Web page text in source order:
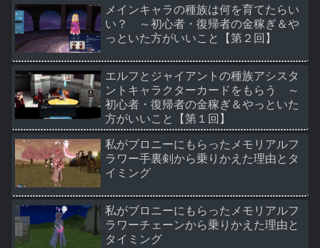
メインキャラの種族は何を育てたらい
い？ ～初心者・復帰者の金稼ぎ＆や
っといた方がいいこと【第２回】
エルフとジャイアントの種族アシスタ
ントキャラクターカードをもらう ～
初心者・復帰者の金稼ぎ＆やっといた
方がいいこと【第１回】
私がブロニーにもらったメモリアルフ
ラワー手裏剣から乗りかえた理由とタ
イミング
私がブロニーにもらったメモリアルフ
ラワーチェーンから乗りかえた理由と
タイミング